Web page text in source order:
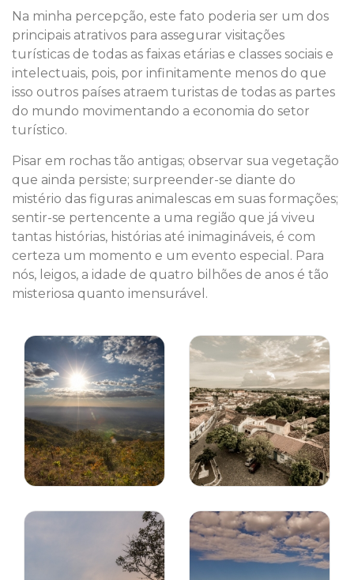
Na minha percepção, este fato poderia ser um dos
principais atrativos para assegurar visitações
turísticas de todas as faixas etárias e classes sociais e
intelectuais, pois, por infinitamente menos do que
isso outros países atraem turistas de todas as partes
do mundo movimentando a economia do setor
turístico.
Pisar em rochas tão antigas; observar sua vegetação
que ainda persiste; surpreender-se diante do
mistério das figuras animalescas em suas formações;
sentir-se pertencente a uma região que já viveu
tantas histórias, histórias até inimagináveis, é com
certeza um momento e um evento especial. Para
nós, leigos, a idade de quatro bilhões de anos é tão
misteriosa quanto imensurável.